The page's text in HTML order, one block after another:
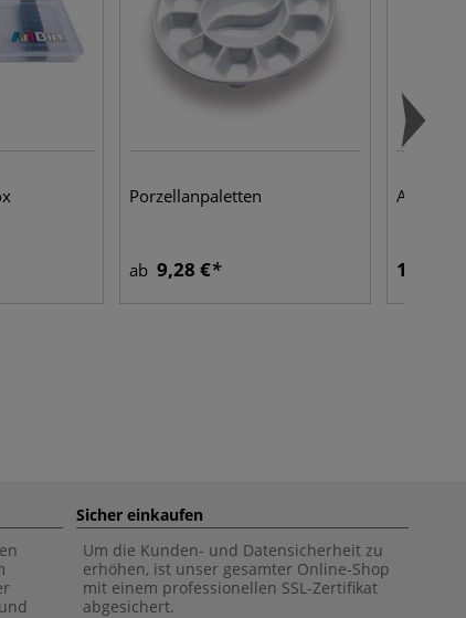
Porzellanpaletten
ab 9,28 € 12,20 €
Sicher einkaufen
Um die Kunden- und Datensicherheit zu
erhöhen, ist unser gesamter Online-Shop
mit einem professionellen SSL-Zertifikat
abgesichert.